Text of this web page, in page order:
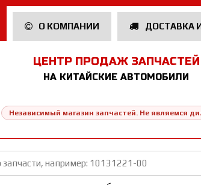
О КОМПАНИИ ДОСТАВКА
ЦЕНТР ПРОДАЖ ЗАПЧАСТЕЙ
НА КИТАЙСКИЕ АВТОМОБИЛИ
Независимый магазин запчастей. Не являемся